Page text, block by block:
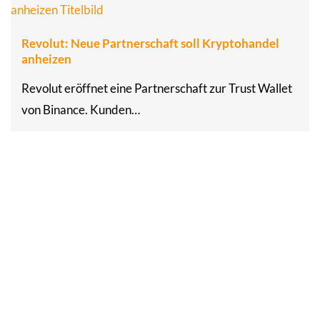
Revolut: Neue Partnerschaft soll Kryptohandel
anheizen
Revolut eröffnet eine Partnerschaft zur Trust Wallet
von Binance. Kunden…